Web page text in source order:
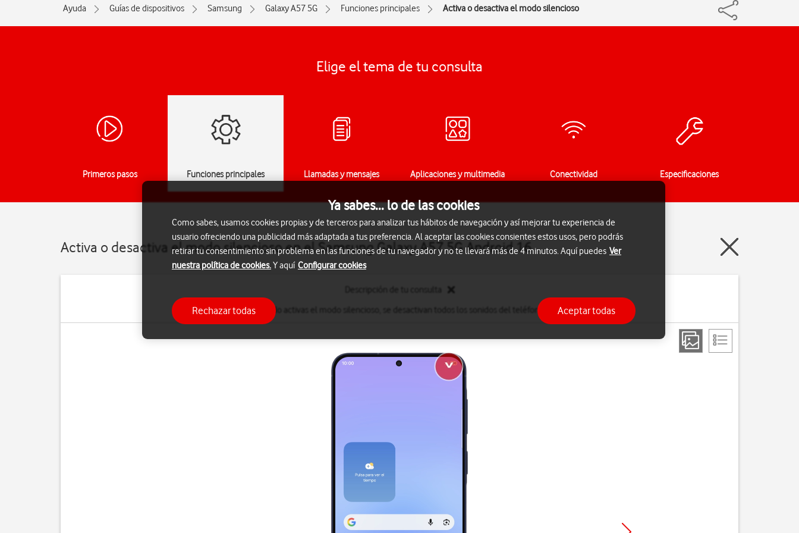
Ayuda Guías de dispositivos Samsung Galaxy A57 5G Funciones principales Activa o desactiva el modo silencioso
Elige el tema de tu consulta
Primeros pasos Funciones principales Llamadas y mensajes Aplicaciones y multimedia Conectividad Especificaciones
Activa o desactiva el modo silencioso en el Samsung Galaxy A57 5G Android 16
Cuando activas el modo silencioso, se desactivan todos los sonidos del teléfono.
Ya sabes... lo de las cookies
Como sabes, usamos cookies propias y de terceros para analizar tus hábitos de navegación y así mejorar tu experiencia de
usuario ofreciendo una publicidad más adaptada a tus preferencia. Al aceptar las cookies consientes estos usos, pero podrás
retirar tu consentimiento sin problema en las funciones de tu navegador y no te llevará más de 4 minutos. Aquí puedes Ver
nuestra política de cookies.Y aquí Configurar cookies
Rechazar todas Aceptar todas